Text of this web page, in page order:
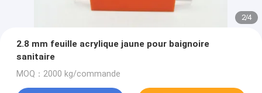
2/4
2.8 mm feuille acrylique jaune pour baignoire
sanitaire
MOQ：2000 kg/commande